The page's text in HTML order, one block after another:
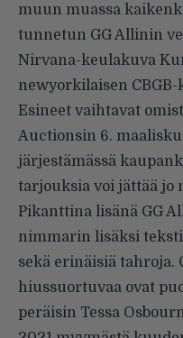
muun muassa
tunnetun GG Allinin
Nirvana-keulakuva
newyorkilaisen
Esineet vaihtavat
Auctionsin 6.
järjestämässä
tarjouksia voi jättää jo
Pikanttina lisänä GG
nimmarin lisäksi teksti
sekä erinäisiä tahroja.
hiussuortuvaa ovat
peräisin Tessa